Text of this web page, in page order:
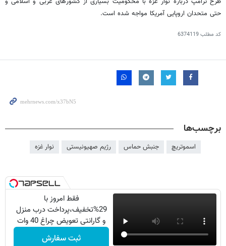
حتی متحدان اروپایی آمریکا مواجه شده است.
کد مطلب6374119
برچسب‌ها
اسموتریچ جنبش حماس رژیم صهیونیستی نوار غزه
فقط امروز با
29%تخفیف،پرداخت درب منزل
و گارانتی تعویض چراغ 40 وات
بخر
ثبت سفارش